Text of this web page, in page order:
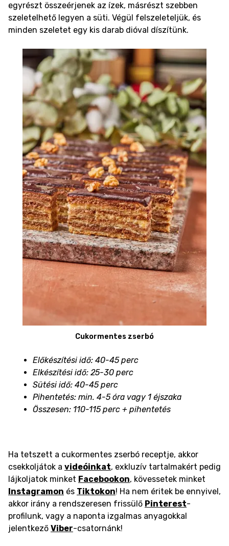
egyrészt összeérjenek az ízek, másrészt szebben
szeletelhető legyen a süti. Végül felszeleteljük, és
minden szeletet egy kis darab dióval díszítünk.
Cukormentes zserbó
Előkészítési idő: 40-45 perc
Elkészítési idő: 25-30 perc
Sütési idő: 40-45 perc
Pihentetés: min. 4-5 óra vagy 1 éjszaka
Összesen: 110-115 perc + pihentetés
Ha tetszett a cukormentes zserbó receptje, akkor
csekkoljátok a videóinkat, exkluzív tartalmakért pedig
lájkoljatok minket Facebookon, kövessetek minket
Instagramon és Tiktokon! Ha nem éritek be ennyivel,
akkor irány a rendszeresen frissülő Pinterest-
profilunk, vagy a naponta izgalmas anyagokkal
jelentkező Viber-csatornánk!